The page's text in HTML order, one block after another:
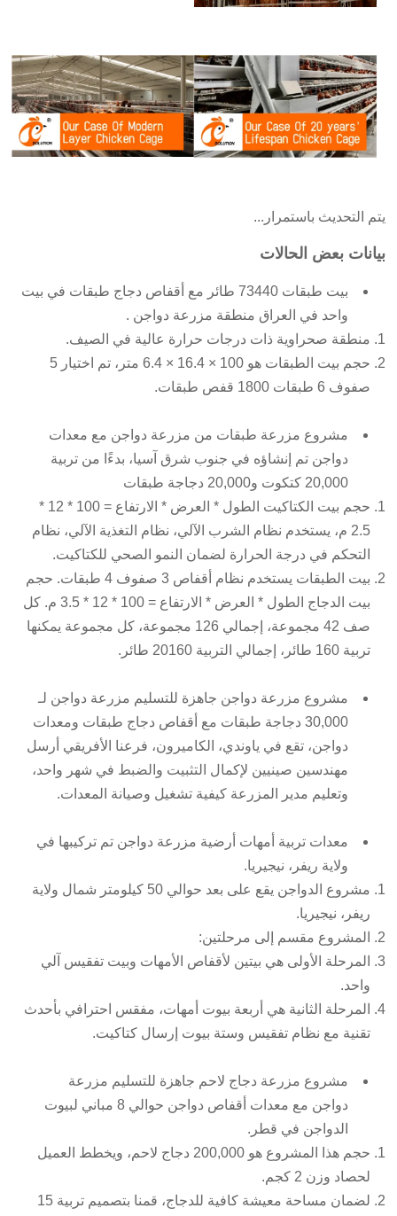
يتم التحديث باستمرار...
بيانات بعض الحالات
بيت طبقات73440 طائر
مع أقفاص دجاج طبقات في بيت
واحد في العراق منطقة مزرعة دواجن .
منطقة صحراوية ذات درجات حرارة عالية في الصيف.
حجم بيت الطبقات هو 100 × 16.4 × 6.4 متر، تم اختيار 5
صفوف 6 طبقات 1800 قفص طبقات.
مشروع مزرعة طبقات من مزرعة دواجن مع معدات
دواجنتم إنشاؤه في جنوب شرق آسيا، بدءًا من تربية
20,000 كتكوت و20,000 دجاجة طبقات
حجم بيت الكتاكيت الطول * العرض * الارتفاع = 100 * 12 *
2.5 م، يستخدم نظام الشرب الآلي، نظام التغذية الآلي، نظام
التحكم في درجة الحرارة لضمان النمو الصحي للكتاكيت.
بيت الطبقات يستخدم نظام أقفاص 3 صفوف 4 طبقات. حجم
بيت الدجاج الطول * العرض * الارتفاع = 100 * 12 * 3.5 م. كل
صف 42 مجموعة، إجمالي 126 مجموعة، كل مجموعة يمكنها
تربية 160 طائر، إجمالي التربية 20160 طائر.
مشروع مزرعة دواجن جاهزة للتسليم مزرعة دواجن لـ
30,000 دجاجة طبقات مع أقفاص دجاج طبقات ومعدات
دواجن، تقع في ياوندي، الكاميرون، فرعنا الأفريقي أرسل
مهندسين صينيين لإكمال التثبيت والضبط في شهر واحد،
وتعليم مدير المزرعة كيفية تشغيل وصيانة المعدات.
معدات تربية أمهات أرضية مزرعة دواجنتم تركيبها في
ولاية ريفر، نيجيريا.
مشروع الدواجن يقع على بعد حوالي 50 كيلومتر شمال ولاية
ريفر، نيجيريا.
المشروع مقسم إلى مرحلتين:
المرحلة الأولى هي بيتين لأقفاص الأمهات وبيت تفقيس آلي
واحد.
المرحلة الثانية هي أربعة بيوت أمهات، مفقس احترافي بأحدث
تقنية مع نظام تفقيس وستة بيوت إرسال كتاكيت.
مشروع مزرعة دجاج لاحم جاهزة للتسليم مزرعة
دواجن
مع معدات أقفاص دواجن حوالي 8 مباني لبيوت
الدواجن في قطر.
حجم هذا المشروع هو 200,000 دجاج لاحم، ويخطط العميل
لحصاد وزن 2 كجم.
لضمان مساحة معيشة كافية للدجاج، قمنا بتصميم تربية 15